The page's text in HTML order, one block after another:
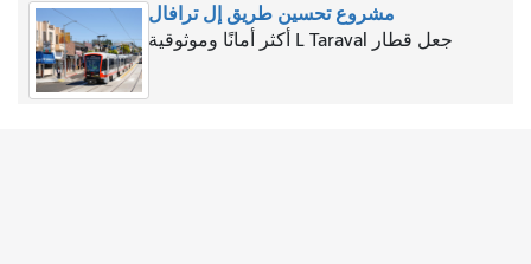
مشروع تحسين طريق إل ترافال
جعل قطار L Taraval أكثر أمانًا وموثوقية